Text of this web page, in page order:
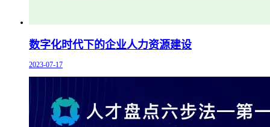
数字化时代下的企业人力资源建设
2023-07-17